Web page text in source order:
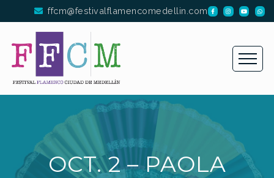
ffcm@festivalflamencomedellin.com
OCT. 2 – PAOLA